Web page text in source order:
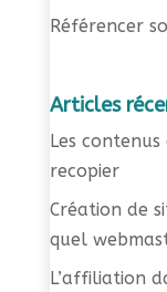
Référencer
Articles
Les
recopier
Création de
quel
L’affiliation